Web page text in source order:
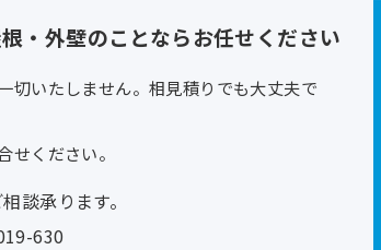
・外壁のことならお任せください
切いたしません。相見積りでも大丈夫で
せください。
談承ります。
630